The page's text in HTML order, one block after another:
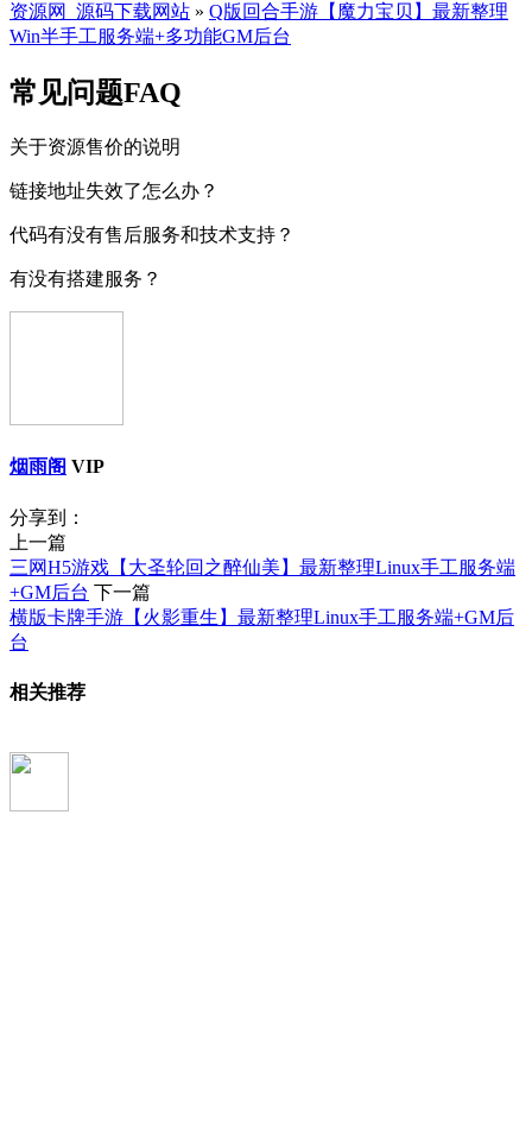
资源网_源码下载网站 » Q版回合手游【魔力宝贝】最新整理
Win半手工服务端+多功能GM后台
常见问题FAQ
关于资源售价的说明
链接地址失效了怎么办？
代码有没有售后服务和技术支持？
有没有搭建服务？
烟雨阁 VIP
分享到：
上一篇
三网H5游戏【大圣轮回之醉仙美】最新整理Linux手工服务端
+GM后台 下一篇
横版卡牌手游【火影重生】最新整理Linux手工服务端+GM后
台
相关推荐